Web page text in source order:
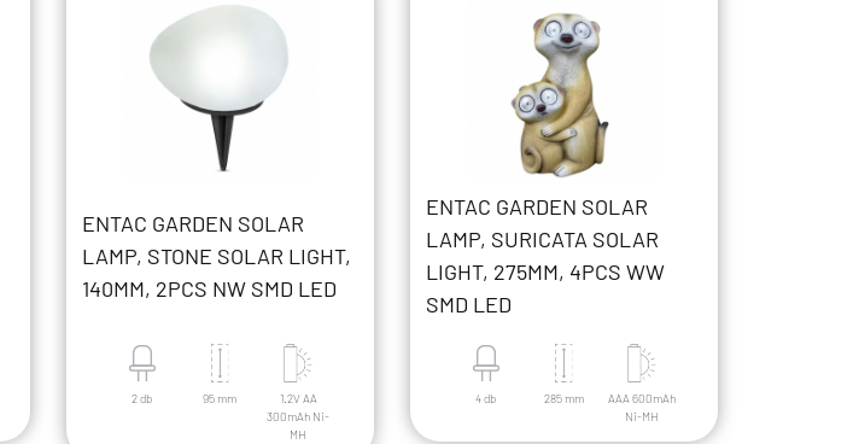
ENTAC GARDEN SOLAR
LAMP, STONE SOLAR LIGHT,
140MM, 2PCS NW SMD LED
2 db 95 mm
1.2V AA
300mAh Ni-
MH
ENTAC GARDEN SOLAR
LAMP, SURICATA SOLAR
LIGHT, 275MM, 4PCS WW
SMD LED
4 db 285 mm
AAA 600mAh
Ni-MH